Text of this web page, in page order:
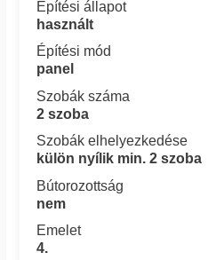
Építési állapot
használt
Építési mód
panel
Szobák száma
2 szoba
Szobák elhelyezkedése
külön nyílik min. 2 szoba
Bútorozottság
nem
Emelet
4.